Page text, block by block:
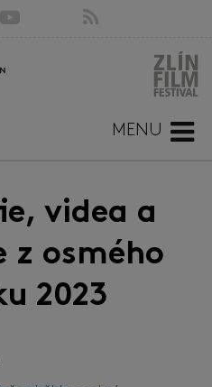
MENU
videa a
z osmého
2023